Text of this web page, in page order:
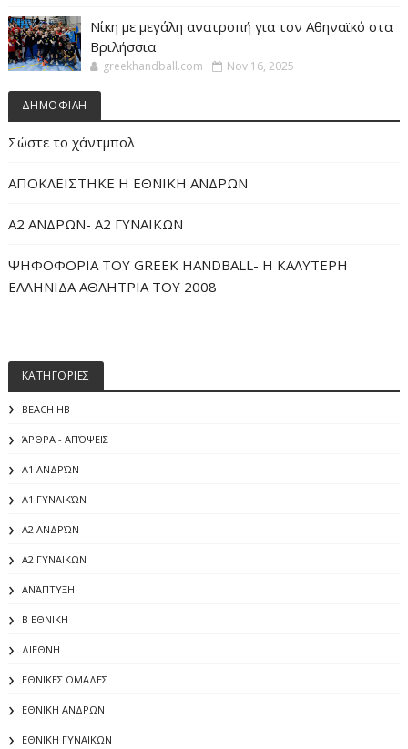
Νίκη με μεγάλη ανατροπή για τον Αθηναϊκό στα
Βριλήσσια
greekhandball.com Nov 16, 2025
ΔΗΜΟΦΙΛΗ
Σώστε το χάντμπολ
ΑΠΟΚΛΕΙΣΤΗΚΕ Η ΕΘΝΙΚΗ ΑΝΔΡΩΝ
Α2 ΑΝΔΡΩΝ- Α2 ΓΥΝΑΙΚΩΝ
ΨΗΦΟΦΟΡΙΑ ΤΟΥ GREEK HANDBALL- H ΚΑΛΥΤΕΡΗ
ΕΛΛΗΝΙΔΑ ΑΘΛΗΤΡΙΑ ΤΟΥ 2008
ΚΑΤΗΓΟΡΙΕΣ
BEACH HB
ΆΡΘΡΑ - ΑΠΌΨΕΙΣ
Α1 ΑΝΔΡΏΝ
Α1 ΓΥΝΑΙΚΏΝ
Α2 ΑΝΔΡΏΝ
Α2 ΓΥΝΑΙΚΩΝ
ΑΝΆΠΤΥΞΗ
Β ΕΘΝΙΚΗ
ΔΙΕΘΝΗ
ΕΘΝΙΚΕΣ ΟΜΑΔΕΣ
ΕΘΝΙΚΗ ΑΝΔΡΩΝ
ΕΘΝΙΚΗ ΓΥΝΑΙΚΩΝ